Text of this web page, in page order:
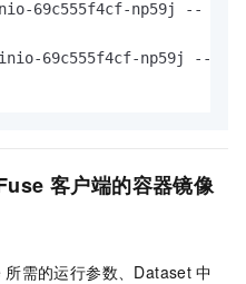
69c555f4cf-np59j --
69c555f4cf-np59j --
客户端的容器镜像
所需的运行参数、Dataset 中